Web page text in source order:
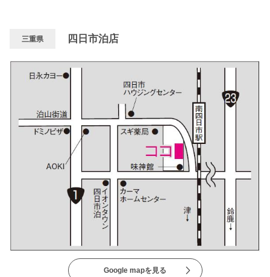
三重県 四日市泊店
Google mapを見る